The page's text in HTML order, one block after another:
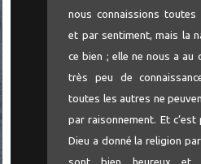
nous connaissions
et par sentiment, mais la
ce bien ; elle ne nous a au
très peu de
toutes les autres ne
par raisonnement. Et
Dieu a donné la religion
sont bien heureux et